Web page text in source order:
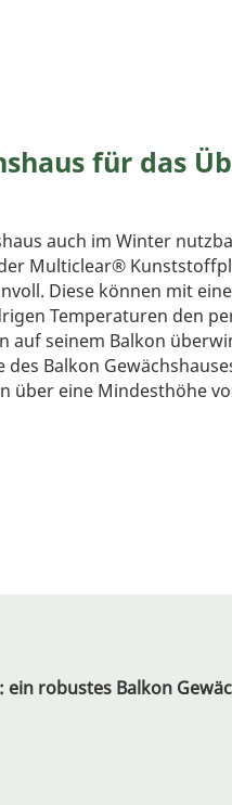
für das
auch im Winter
Multiclear®
Diese können mit
Temperaturen den
auf seinem Balkon
Balkon
über eine Mindesthöhe
robustes Balkon